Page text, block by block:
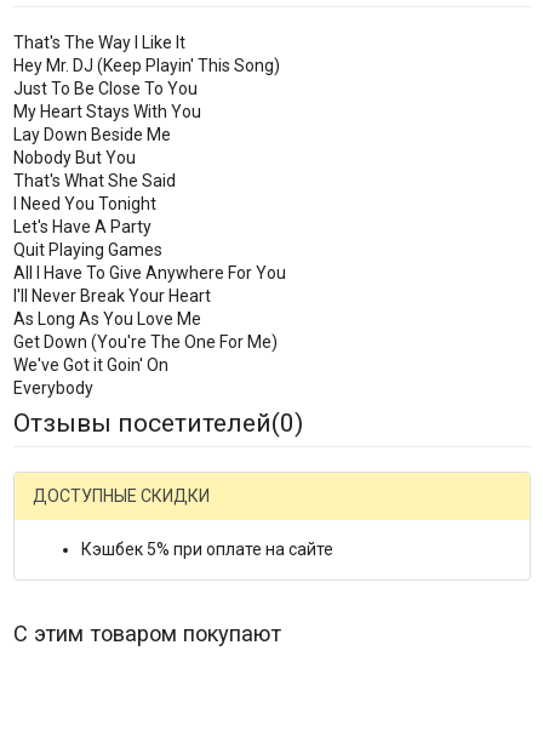
That's The Way I Like It
Hey Mr. DJ (Keep Playin' This Song)
Just To Be Close To You
My Heart Stays With You
Lay Down Beside Me
Nobody But You
That's What She Said
I Need You Tonight
Let's Have A Party
Quit Playing Games
All I Have To Give Anywhere For You
I'll Never Break Your Heart
As Long As You Love Me
Get Down (You're The One For Me)
We've Got it Goin' On
Everybody
Отзывы посетителей(0)
ДОСТУПНЫЕ СКИДКИ
Кэшбек 5% при оплате на сайте
С этим товаром покупают